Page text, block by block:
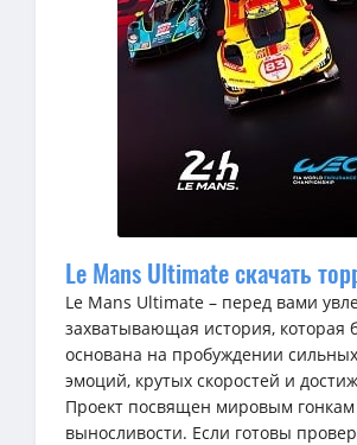
Le Mans Ultimate скачать
Le Mans Ultimate – перед вами
захватывающая история, которая
основана на пробуждении
эмоций, крутых скоростей и
Проект посвящен мировым гонкам
выносливости. Если готовы